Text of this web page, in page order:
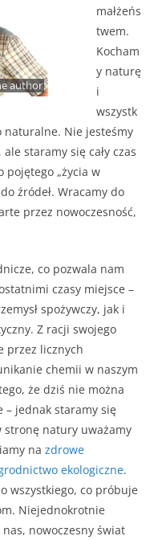
author
małżeńs
twem.
Kocham
y naturę
i
wszystk
naturalne. Nie jesteśmy
staramy się cały czas
pojętego „życia w
źródeł. Wracamy do
przez nowoczesność,
co pozwala nam
czasy miejsce –
spożywczy, jak i
Z racji swojego
przez licznych
chemii w naszym
że dziś nie można
– jednak staramy się
stronę natury uważamy
na zdrowe
ekologiczne.
wszystkiego, co próbuje
Niejednokrotnie
nowoczesny świat